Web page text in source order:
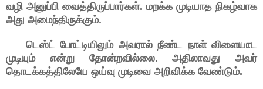
வழி அனுப்பி வைத்திருப்பார்கள். மறக்க முடியாத நிகழ்வாக
அது அமைந்திருக்கும்.
டெஸ்ட் போட்டியிலும் அவரால் நீண்ட நாள் விளையாட
முடியும் என்று தோன்றவில்லை. அதிலாவது அவர்
தொடக்கத்திலேயே ஒய்வு முடிவை அறிவிக்க வேண்டும்.